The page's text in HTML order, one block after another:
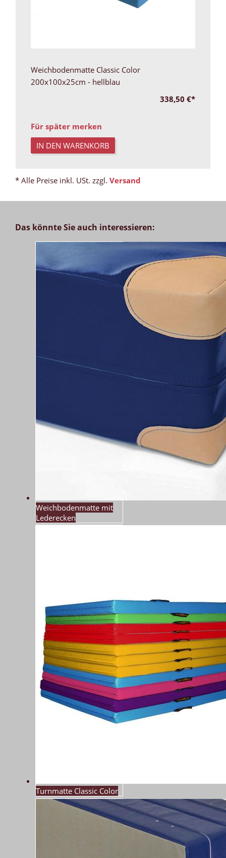
Weichbodenmatte Classic Color
200x100x25cm - hellblau
338,50 €*
Für später merken
IN DEN WARENKORB
* Alle Preise inkl. USt. zzgl. Versand
Das könnte Sie auch interessieren:
Weichbodenmatte mit
Lederecken
Turnmatte Classic Color